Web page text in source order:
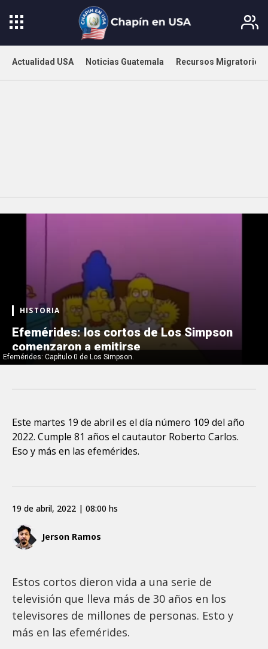
Actualidad USA Noticias Guatemala Recursos Migratorios
Efemérides: Capítulo 0 de Los Simpson.
HISTORIA
Efemérides: los cortos de Los Simpson
comenzaron a emitirse
Este martes 19 de abril es el día número 109 del año
2022. Cumple 81 años el cautautor Roberto Carlos.
Eso y más en las efemérides.
Jerson Ramos
19 de abril, 2022 | 08:00 hs
Estos cortos dieron vida a una serie de
televisión que lleva más de 30 años en los
televisores de millones de personas. Esto y
más en las efemérides.